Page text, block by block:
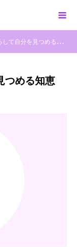
て自分を見つめる知恵
つめる知恵